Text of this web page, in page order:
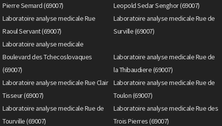
Pierre Semard (69007)
Leopold Sedar Senghor (69007)
Laboratoire analyse medicale Rue
Raoul Servant (69007)
Laboratoire analyse medicale Rue de
Surville (69007)
Laboratoire analyse medicale
Boulevard des Tchecoslovaques
(69007)
Laboratoire analyse medicale Rue de
la Thibaudiere (69007)
Laboratoire analyse medicale Rue Clair
Tisseur (69007)
Laboratoire analyse medicale Rue de
Toulon (69007)
Laboratoire analyse medicale Rue de
Tourville (69007)
Laboratoire analyse medicale Rue des
Trois Pierres (69007)